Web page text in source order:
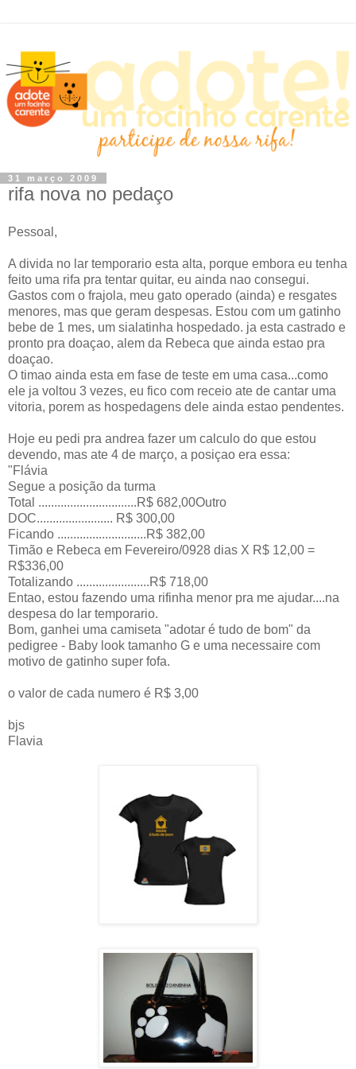
31 março 2009
rifa nova no pedaço
Pessoal,
A divida no lar temporario esta alta, porque embora eu tenha
feito uma rifa pra tentar quitar, eu ainda nao consegui.
Gastos com o frajola, meu gato operado (ainda) e resgates
menores, mas que geram despesas. Estou com um gatinho
bebe de 1 mes, um sialatinha hospedado. ja esta castrado e
pronto pra doaçao, alem da Rebeca que ainda estao pra
doaçao.
O timao ainda esta em fase de teste em uma casa...como
ele ja voltou 3 vezes, eu fico com receio ate de cantar uma
vitoria, porem as hospedagens dele ainda estao pendentes.
Hoje eu pedi pra andrea fazer um calculo do que estou
devendo, mas ate 4 de março, a posiçao era essa:
"Flávia
Segue a posição da turma
Total ...............................R$ 682,00Outro
DOC........................ R$ 300,00
Ficando ............................R$ 382,00
Timão e Rebeca em Fevereiro/0928 dias X R$ 12,00 =
R$336,00
Totalizando .......................R$ 718,00
Entao, estou fazendo uma rifinha menor pra me ajudar....na
despesa do lar temporario.
Bom, ganhei uma camiseta "adotar é tudo de bom" da
pedigree - Baby look tamanho G e uma necessaire com
motivo de gatinho super fofa.
o valor de cada numero é R$ 3,00
bjs
Flavia